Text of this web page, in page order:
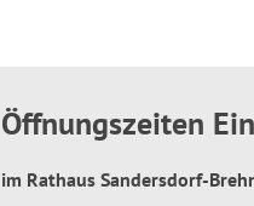
Öffnungszeiten
im Rathaus Sandersdorf-